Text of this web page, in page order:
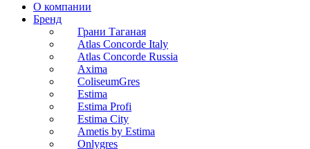
О компании
Бренд
Грани Таганая
Atlas Concorde Italy
Atlas Concorde Russia
Axima
ColiseumGres
Estima
Estima Profi
Estima City
Ametis by Estima
Onlygres